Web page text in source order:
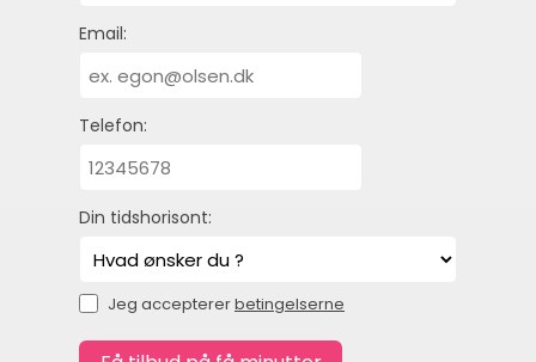
Email:
Telefon:
Din tidshorisont:
Jeg acceptererbetingelserne